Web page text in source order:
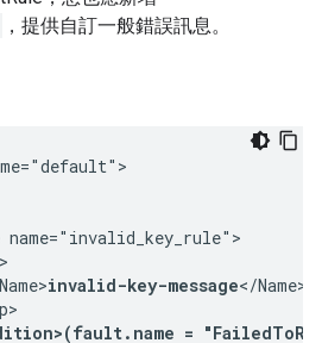
，提供自訂一般錯誤訊息。
name="invalid_key_rule">
invalid-key-message</Name>
=